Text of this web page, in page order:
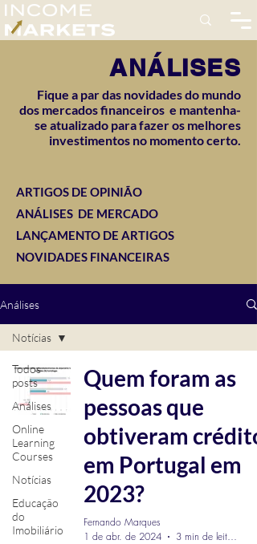
ANÁLISES
Fique a par das novidades do mundo
dos mercados financeiros e mantenha-
se atualizado para fazer os melhores
investimentos no momento certo.
ARTIGOS DE OPINIÃO
ANÁLISES DE MERCADO
LANÇAMENTO DE ARTIGOS
NOVIDADES FINANCEIRAS
Análises
Todos
posts
Análises
Online
Learning
Courses
Notícias
Educação
do
Imobiliário
Notícias
Quem foram as
pessoas que
obtiveram crédito
em Portugal em
2023?
Fernando Marques
1 de abr. de 2024
3 min de leitura